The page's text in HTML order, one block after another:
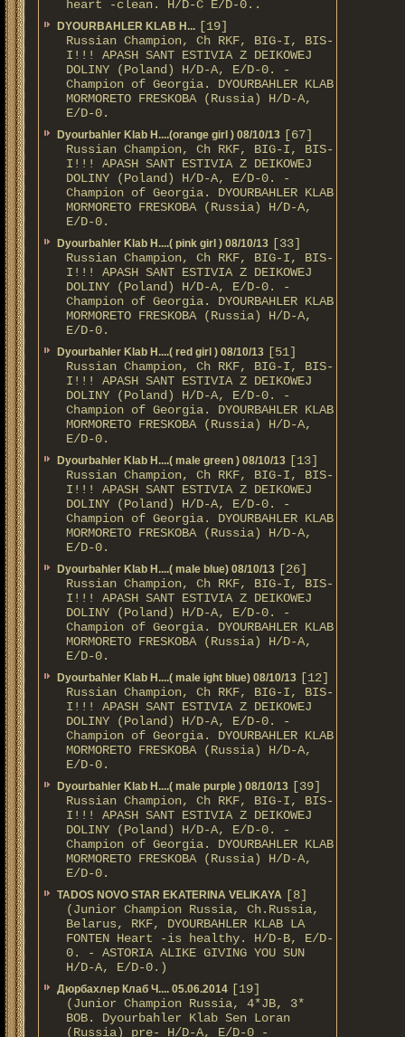
heart -clean. H/D-С E/D-0..
DYOURBAHLER KLAB Н... [19]
Russian Champion, Ch RKF, BIG-I, BIS-
I!!! APASH SANT ESTIVIA Z DEIKOWEJ
DOLINY (Poland) H/D-A, E/D-0. -
Champion of Georgia. DYOURBAHLER KLAB
MORMORETO FRESKOBA (Russia) H/D-A,
E/D-0.
Dyourbahler Klab H....(orange girl ) 08/10/13 [67]
Russian Champion, Ch RKF, BIG-I, BIS-
I!!! APASH SANT ESTIVIA Z DEIKOWEJ
DOLINY (Poland) H/D-A, E/D-0. -
Champion of Georgia. DYOURBAHLER KLAB
MORMORETO FRESKOBA (Russia) H/D-A,
E/D-0.
Dyourbahler Klab H....( pink girl ) 08/10/13 [33]
Russian Champion, Ch RKF, BIG-I, BIS-
I!!! APASH SANT ESTIVIA Z DEIKOWEJ
DOLINY (Poland) H/D-A, E/D-0. -
Champion of Georgia. DYOURBAHLER KLAB
MORMORETO FRESKOBA (Russia) H/D-A,
E/D-0.
Dyourbahler Klab H....( red girl ) 08/10/13 [51]
Russian Champion, Ch RKF, BIG-I, BIS-
I!!! APASH SANT ESTIVIA Z DEIKOWEJ
DOLINY (Poland) H/D-A, E/D-0. -
Champion of Georgia. DYOURBAHLER KLAB
MORMORETO FRESKOBA (Russia) H/D-A,
E/D-0.
Dyourbahler Klab H....( male green ) 08/10/13 [13]
Russian Champion, Ch RKF, BIG-I, BIS-
I!!! APASH SANT ESTIVIA Z DEIKOWEJ
DOLINY (Poland) H/D-A, E/D-0. -
Champion of Georgia. DYOURBAHLER KLAB
MORMORETO FRESKOBA (Russia) H/D-A,
E/D-0.
Dyourbahler Klab H....( male blue) 08/10/13 [26]
Russian Champion, Ch RKF, BIG-I, BIS-
I!!! APASH SANT ESTIVIA Z DEIKOWEJ
DOLINY (Poland) H/D-A, E/D-0. -
Champion of Georgia. DYOURBAHLER KLAB
MORMORETO FRESKOBA (Russia) H/D-A,
E/D-0.
Dyourbahler Klab H....( male ight blue) 08/10/13 [12]
Russian Champion, Ch RKF, BIG-I, BIS-
I!!! APASH SANT ESTIVIA Z DEIKOWEJ
DOLINY (Poland) H/D-A, E/D-0. -
Champion of Georgia. DYOURBAHLER KLAB
MORMORETO FRESKOBA (Russia) H/D-A,
E/D-0.
Dyourbahler Klab H....( male purple ) 08/10/13 [39]
Russian Champion, Ch RKF, BIG-I, BIS-
I!!! APASH SANT ESTIVIA Z DEIKOWEJ
DOLINY (Poland) H/D-A, E/D-0. -
Champion of Georgia. DYOURBAHLER KLAB
MORMORETO FRESKOBA (Russia) H/D-A,
E/D-0.
TADOS NOVO STAR EKATERINA VELIKAYA [8]
(Junior Champion Russia, Ch.Russia,
Belarus, RKF, DYOURBAHLER KLAB LA
FONTEN Heart -is healthy. H/D-В, E/D-
0. - ASTORIA ALIKE GIVING YOU SUN
H/D-А, E/D-0.)
Дюрбахлер Клаб Ч.... 05.06.2014 [19]
(Junior Champion Russia, 4*JB, 3*
BOB. Dyourbahler Klab Sen Loran
(Russia) pre- H/D-A, E/D-0 -